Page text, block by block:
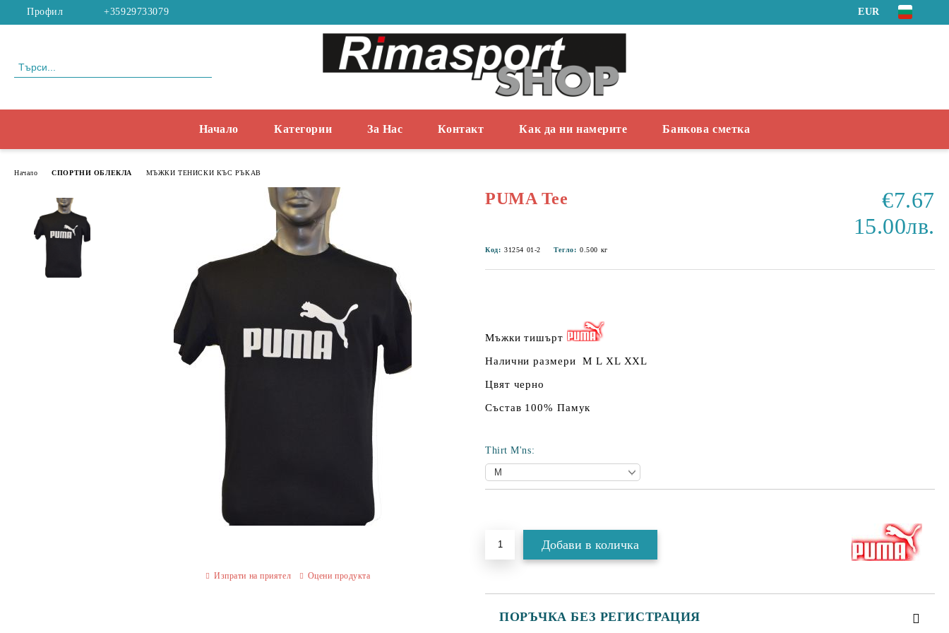
Профил +35929733079 EUR
Начало Категории За Нас Контакт Как да ни намерите Банкова сметка
Начало СПОРТНИ ОБЛЕКЛА МЪЖКИ ТЕНИСКИ КЪС РЪКАВ
PUMA Tee
€7.67
15.00лв.
Код: 31254 01-2 Тегло: 0.500 кг
Мъжки тишърт
Налични размери M L XL XXL
Цвят черно
Състав 100% Памук
Thirt M'ns:
ПОРЪЧКА БЕЗ РЕГИСТРАЦИЯ
Изпрати на приятел Оцени продукта